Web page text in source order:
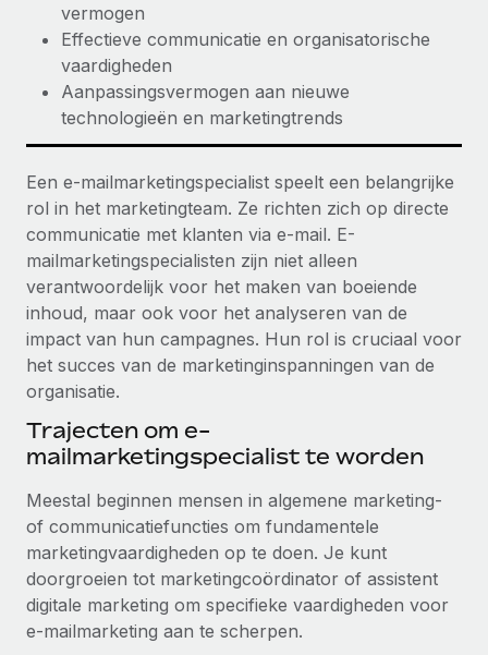
vermogen
Effectieve communicatie en organisatorische
vaardigheden
Aanpassingsvermogen aan nieuwe
technologieën en marketingtrends
Een e-mailmarketingspecialist speelt een belangrijke
rol in het marketingteam. Ze richten zich op directe
communicatie met klanten via e-mail. E-
mailmarketingspecialisten zijn niet alleen
verantwoordelijk voor het maken van boeiende
inhoud, maar ook voor het analyseren van de
impact van hun campagnes. Hun rol is cruciaal voor
het succes van de marketinginspanningen van de
organisatie.
Trajecten om e-
mailmarketingspecialist te worden
Meestal beginnen mensen in algemene marketing-
of communicatiefuncties om fundamentele
marketingvaardigheden op te doen. Je kunt
doorgroeien tot marketingcoördinator of assistent
digitale marketing om specifieke vaardigheden voor
e-mailmarketing aan te scherpen.